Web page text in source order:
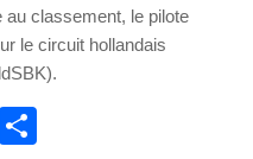
classement, le pilote
le circuit hollandais
Email